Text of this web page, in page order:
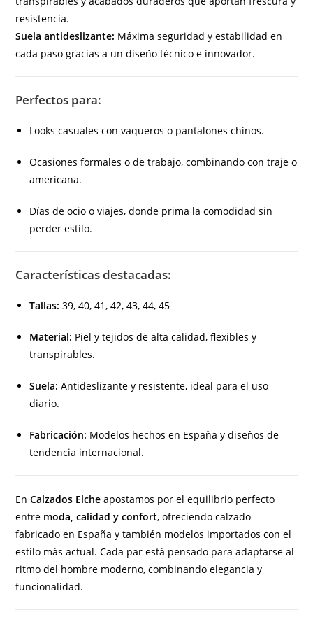
resistencia.
Suela antideslizante: Máxima seguridad y estabilidad en
cada paso gracias a un diseño técnico e innovador.
Perfectos para:
Looks casuales con vaqueros o pantalones chinos.
Ocasiones formales o de trabajo, combinando con traje o
americana.
Días de ocio o viajes, donde prima la comodidad sin
perder estilo.
Características destacadas:
Tallas: 39, 40, 41, 42, 43, 44, 45
Material: Piel y tejidos de alta calidad, flexibles y
transpirables.
Suela: Antideslizante y resistente, ideal para el uso
diario.
Fabricación: Modelos hechos en España y diseños de
tendencia internacional.
EnCalzados Elche apostamos por el equilibrio perfecto
entre moda, calidad y confort, ofreciendo calzado
fabricado en España y también modelos importados con el
estilo más actual. Cada par está pensado para adaptarse al
ritmo del hombre moderno, combinando elegancia y
funcionalidad.